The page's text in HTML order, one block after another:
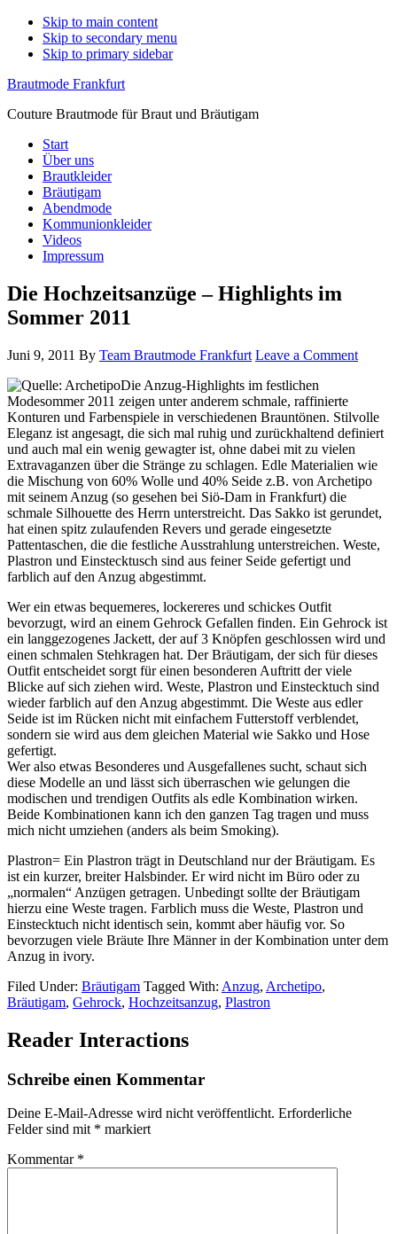
Skip to main content
Skip to secondary menu
Skip to primary sidebar
Brautmode Frankfurt
Couture Brautmode für Braut und Bräutigam
Start
Über uns
Brautkleider
Bräutigam
Abendmode
Kommunionkleider
Videos
Impressum
Die Hochzeitsanzüge – Highlights im
Sommer 2011
Juni 9, 2011 By Team Brautmode Frankfurt Leave a Comment
Die Anzug-Highlights im festlichen
Modesommer 2011 zeigen unter anderem schmale, raffinierte
Konturen und Farbenspiele in verschiedenen Brauntönen. Stilvolle
Eleganz ist angesagt, die sich mal ruhig und zurückhaltend definiert
und auch mal ein wenig gewagter ist, ohne dabei mit zu vielen
Extravaganzen über die Stränge zu schlagen. Edle Materialien wie
die Mischung von 60% Wolle und 40% Seide z.B. von Archetipo
mit seinem Anzug (so gesehen bei Siö-Dam in Frankfurt) die
schmale Silhouette des Herrn unterstreicht. Das Sakko ist gerundet,
hat einen spitz zulaufenden Revers und gerade eingesetzte
Pattentaschen, die die festliche Ausstrahlung unterstreichen. Weste,
Plastron und Einstecktusch sind aus feiner Seide gefertigt und
farblich auf den Anzug abgestimmt.
Wer ein etwas bequemeres, lockereres und schickes Outfit
bevorzugt, wird an einem Gehrock Gefallen finden. Ein Gehrock ist
ein langgezogenes Jackett, der auf 3 Knöpfen geschlossen wird und
einen schmalen Stehkragen hat. Der Bräutigam, der sich für dieses
Outfit entscheidet sorgt für einen besonderen Auftritt der viele
Blicke auf sich ziehen wird. Weste, Plastron und Einstecktuch sind
wieder farblich auf den Anzug abgestimmt. Die Weste aus edler
Seide ist im Rücken nicht mit einfachem Futterstoff verblendet,
sondern sie wird aus dem gleichen Material wie Sakko und Hose
gefertigt.
Wer also etwas Besonderes und Ausgefallenes sucht, schaut sich
diese Modelle an und lässt sich überraschen wie gelungen die
modischen und trendigen Outfits als edle Kombination wirken.
Beide Kombinationen kann ich den ganzen Tag tragen und muss
mich nicht umziehen (anders als beim Smoking).
Plastron= Ein Plastron trägt in Deutschland nur der Bräutigam. Es
ist ein kurzer, breiter Halsbinder. Er wird nicht im Büro oder zu
„normalen“ Anzügen getragen. Unbedingt sollte der Bräutigam
hierzu eine Weste tragen. Farblich muss die Weste, Plastron und
Einstecktuch nicht identisch sein, kommt aber häufig vor. So
bevorzugen viele Bräute Ihre Männer in der Kombination unter dem
Anzug in ivory.
Filed Under: Bräutigam Tagged With: Anzug, Archetipo,
Bräutigam, Gehrock, Hochzeitsanzug, Plastron
Reader Interactions
Schreibe einen Kommentar
Deine E-Mail-Adresse wird nicht veröffentlicht. Erforderliche
Felder sind mit * markiert
Kommentar *